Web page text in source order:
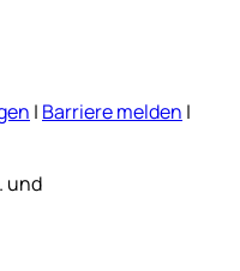
| Barriere melden |
und